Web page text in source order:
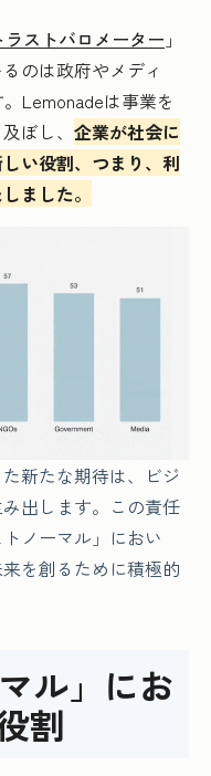
ラストバロメーター 」
のは政府やメディ
Lemonadeは事業を
ぼし、 企業が社会に
い役割、つまり、利
ました。
新たな期待は、ビジ
出します。この責任
ノーマル」におい
を創るために積極的
ル」にお
割